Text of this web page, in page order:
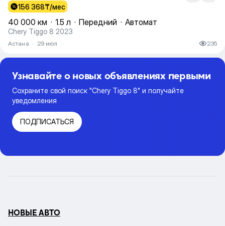
156 368₸/мес
40 000 км · 1.5 л · Передний · Автомат
Chery Tiggo 8 2023
Астана · 29 июл 235
Узнавайте о новых объявлениях первыми
Сохраните свой поиск "Chery Tiggo 8" и получайте
уведомления
ПОДПИСАТЬСЯ
НОВЫЕ АВТО